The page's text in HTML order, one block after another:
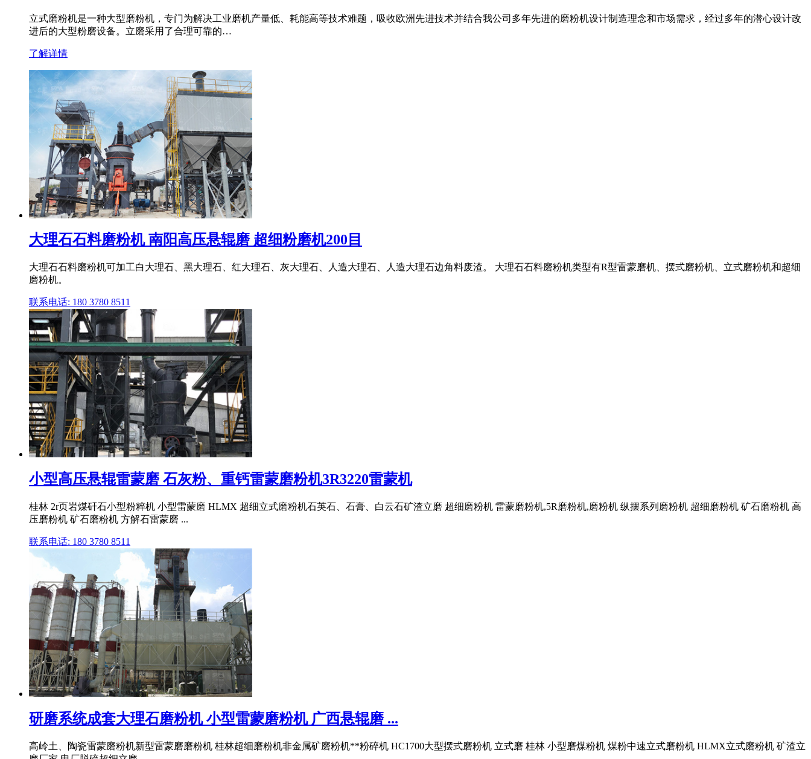
立式磨粉机是一种大型磨粉机，专门为解决工业磨机产量低、耗能高等技术难题，吸收欧洲先进技术并结合我公司多年先进的磨粉机设计制造理念和市场需求，经过多年的潜心设计改
进后的大型粉磨设备。立磨采用了合理可靠的…
了解详情
大理石石料磨粉机 南阳高压悬辊磨 超细粉磨机200目
大理石石料磨粉机可加工白大理石、黑大理石、红大理石、灰大理石、人造大理石、人造大理石边角料废渣。 大理石石料磨粉机类型有R型雷蒙磨机、摆式磨粉机、立式磨粉机和超细
磨粉机。
联系电话: 180 3780 8511
小型高压悬辊雷蒙磨 石灰粉、重钙雷蒙磨粉机3R3220雷蒙机
桂林 2r页岩煤矸石小型粉粹机 小型雷蒙磨 HLMX 超细立式磨粉机石英石、石膏、白云石矿渣立磨 超细磨粉机 雷蒙磨粉机,5R磨粉机,磨粉机 纵摆系列磨粉机 超细磨粉机 矿石磨粉机 高
压磨粉机 矿石磨粉机 方解石雷蒙磨 ...
联系电话: 180 3780 8511
研磨系统成套大理石磨粉机 小型雷蒙磨粉机 广西悬辊磨 ...
高岭土、陶瓷雷蒙磨粉机新型雷蒙磨磨粉机 桂林超细磨粉机非金属矿磨粉机**粉碎机 HC1700大型摆式磨粉机 立式磨 桂林 小型磨煤粉机 煤粉中速立式磨粉机 HLMX立式磨粉机 矿渣立